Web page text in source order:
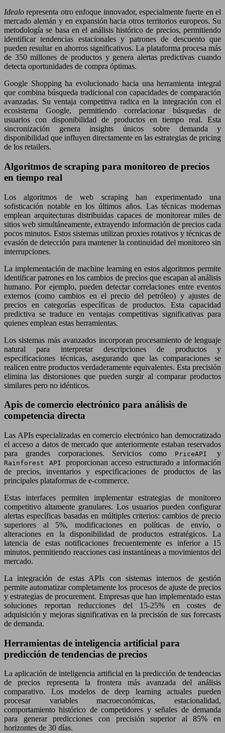
Idealorepresenta otro enfoque innovador, especialmente fuerte en el
mercado alemán y en expansión hacia otros territorios europeos. Su
metodología se basa en el análisis histórico de precios, permitiendo
identificar tendencias estacionales y patrones de descuento que
pueden resultar en ahorros significativos. La plataforma procesa más
de 350 millones de productos y genera alertas predictivas cuando
detecta oportunidades de compra óptimas.
Google Shopping ha evolucionado hacia una herramienta integral
que combina búsqueda tradicional con capacidades de comparación
avanzadas. Su ventaja competitiva radica en la integración con el
ecosistema Google, permitiendo correlacionar búsquedas de
usuarios con disponibilidad de productos en tiempo real. Esta
sincronización genera insights únicos sobre demanda y
disponibilidad que influyen directamente en las estrategias de pricing
de los retailers.
Algoritmos de scraping para monitoreo de precios
en tiempo real
Los algoritmos de web scraping han experimentado una
sofisticación notable en los últimos años. Las técnicas modernas
emplean arquitecturas distribuidas capaces de monitorear miles de
sitios web simultáneamente, extrayendo información de precios cada
pocos minutos. Estos sistemas utilizan proxies rotativos y técnicas de
evasión de detección para mantener la continuidad del monitoreo sin
interrupciones.
La implementación de machine learning en estos algoritmos permite
identificar patrones en los cambios de precios que escapan al análisis
humano. Por ejemplo, pueden detectar correlaciones entre eventos
externos (como cambios en el precio del petróleo) y ajustes de
precios en categorías específicas de productos. Esta capacidad
predictiva se traduce en ventajas competitivas significativas para
quienes emplean estas herramientas.
Los sistemas más avanzados incorporan procesamiento de lenguaje
natural para interpretar descripciones de productos y
especificaciones técnicas, asegurando que las comparaciones se
realicen entre productos verdaderamente equivalentes. Esta precisión
elimina las distorsiones que pueden surgir al comparar productos
similares pero no idénticos.
Apis de comercio electrónico para análisis de
competencia directa
Las APIs especializadas en comercio electrónico han democratizado
el acceso a datos de mercado que anteriormente estaban reservados
para grandes corporaciones. Servicios como
PriceAPIy
Rainforest APIproporcionan acceso estructurado a información
de precios, inventarios y especificaciones de productos de las
principales plataformas de e-commerce.
Estas interfaces permiten implementar estrategias de monitoreo
competitivo altamente granulares. Los usuarios pueden configurar
alertas específicas basadas en múltiples criterios: cambios de precio
superiores al 5%, modificaciones en políticas de envío, o
alteraciones en la disponibilidad de productos estratégicos. La
latencia de estas notificaciones frecuentemente es inferior a 15
minutos, permitiendo reacciones casi instantáneas a movimientos del
mercado.
La integración de estas APIs con sistemas internos de gestión
permite automatizar completamente los procesos de ajuste de precios
y estrategias de procurement. Empresas que han implementado estas
soluciones reportan reducciones del 15-25% en costes de
adquisición y mejoras significativas en la precisión de sus forecasts
de demanda.
Herramientas de inteligencia artificial para
predicción de tendencias de precios
La aplicación de inteligencia artificial en la predicción de tendencias
de precios representa la frontera más avanzada del análisis
comparativo. Los modelos de deep learning actuales pueden
procesar variables macroeconómicas, estacionalidad,
comportamiento histórico de competidores y señales de demanda
para generar predicciones con precisión superior al 85% en
horizontes de 30 días.